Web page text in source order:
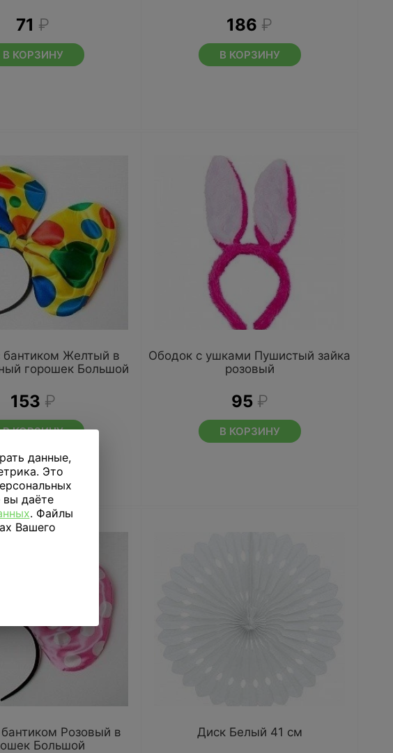
71 ₽
В КОРЗИНУ
186 ₽
В КОРЗИНУ
бантиком Желтый в
горошек Большой
153 ₽
В КОРЗИНУ
Ободок с ушками Пушистый зайка
розовый
95 ₽
В КОРЗИНУ
Розовый в
Большой
Диск Белый 41 см
данные,
Это
даёте
. Файлы
Вашего